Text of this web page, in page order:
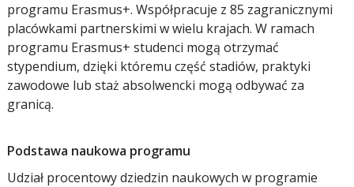
programu Erasmus+. Współpracuje z 85 zagranicznymi
placówkami partnerskimi w wielu krajach. W ramach
programu Erasmus+ studenci mogą otrzymać
stypendium, dzięki któremu część stadiów, praktyki
zawodowe lub staż absolwencki mogą odbywać za
granicą.
Podstawa naukowa programu
Udział procentowy dziedzin naukowych w programie